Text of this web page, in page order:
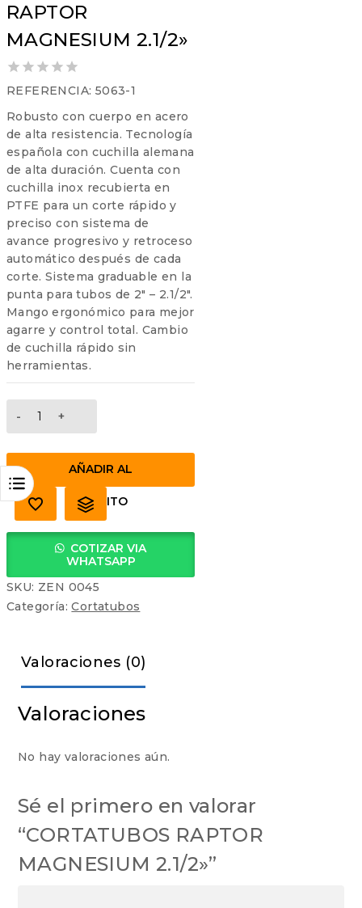
RAPTOR
MAGNESIUM 2.1/2»
0
of
5
REFERENCIA: 5063-1
Robusto con cuerpo en acero
de alta resistencia. Tecnología
española con cuchilla alemana
de alta duración. Cuenta con
cuchilla inox recubierta en
PTFE para un corte rápido y
preciso con sistema de
avance progresivo y retroceso
automático después de cada
corte. Sistema graduable en la
punta para tubos de 2″ – 2.1/2″.
Mango ergonómico para mejor
agarre y control total. Cambio
de cuchilla rápido sin
herramientas.
CORTATUBOS
cantidad
AÑADIR AL
CARRITO
COTIZAR VIA
WHATSAPP
SKU: ZEN 0045
Categoría:Cortatubos
Valoraciones (0)
Valoraciones
No hay valoraciones aún.
Sé el primero en valorar
“CORTATUBOS RAPTOR
MAGNESIUM 2.1/2»”